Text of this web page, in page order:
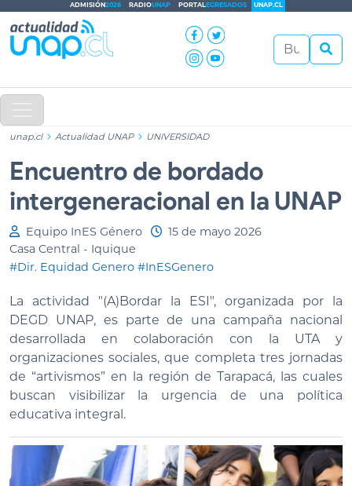
ADMISIÓN2026 RADIOUNAP PORTALEGRESADOS UNAP.CL
unap.cl Actualidad UNAP UNIVERSIDAD
Encuentro de bordado
intergeneracional en la UNAP
Equipo InES Género
15 de mayo 2026
Casa Central - Iquique
#Dir. Equidad Genero #InESGenero
La actividad "(A)Bordar la ESI", organizada por la
DEGD UNAP, es parte de una campaña nacional
desarrollada en colaboración con la UTA y
organizaciones sociales, que completa tres jornadas
de “artivismos” en la región de Tarapacá, las cuales
buscan visibilizar la urgencia de una política
educativa integral.